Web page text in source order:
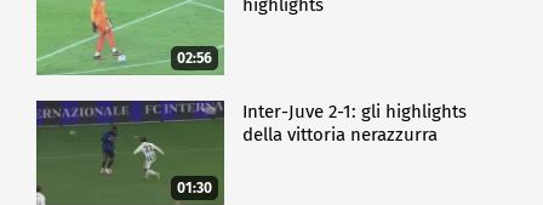
02:56
01:30
Inter-Juve 2-1: gli highlights
della vittoria nerazzurra